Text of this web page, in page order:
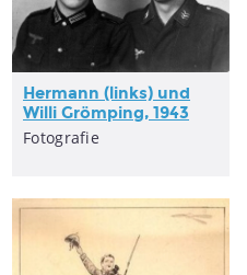
Hermann (links) und
Willi Grömping, 1943
Fotografie